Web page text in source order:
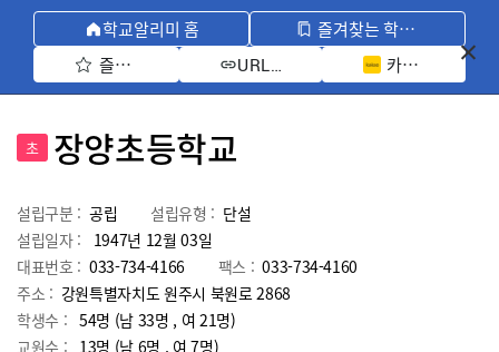
학교알리미 홈
즐겨찾는 학교 모아보기
즐겨찾기 선택
URL 복사 카카오톡 공유
초 장양초등학교
설립구분 : 공립 설립유형 : 단설
설립일자 :
1947년 12월 03일
대표번호 : 033-734-4166 팩스 : 033-734-4160
주소 : 강원특별자치도 원주시 북원로 2868
학생수 : 54명 (남 33명 , 여 21명)
교원수 : 13명 (남 6명 , 여7명)